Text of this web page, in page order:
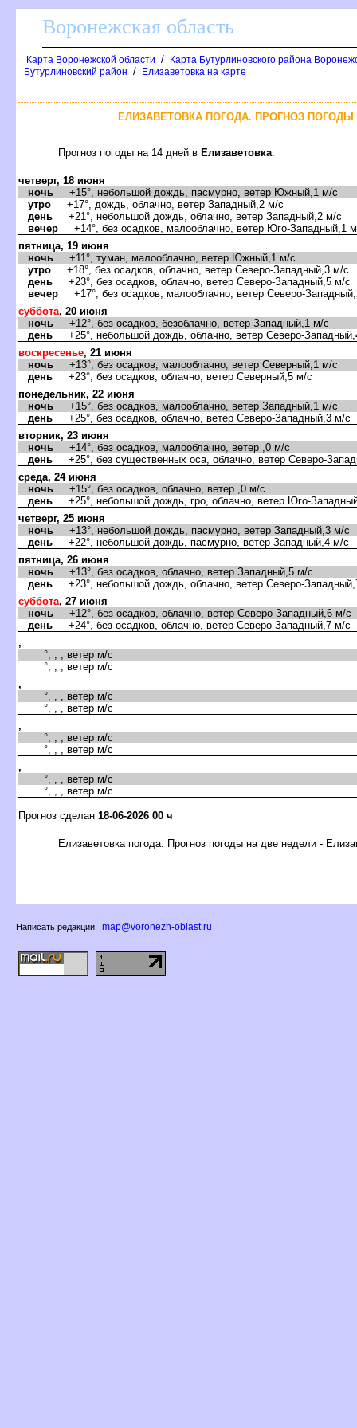
оронежская область
Карта Воронежской области /
Карта Бутурлиновского района
Бутурлиновский район / Елизаветовка на карте
ЕЛИЗАВЕТОВКА ПОГОДА. ПРОГНОЗ
Прогноз погоды на 14 дней Елизаветовка:
четверг, 18 июня
ночь +15°, небольшой дождь, пасмурно, ветер Южный,1 м/с
утро +17°, дождь, облачно, ветер Западный,2 м/с
день +21°, небольшой дождь, облачно, ветер Западный,2 м/с
ечер +14°, без осадков, малооблачно, ветер Юго-Западный,1
пятница, 19 июня
ночь +11°, туман, малооблачно, ветер Южный,1 м/с
утро +18°, без осадков, облачно, ветер Северо-Западный,3 м/с
день +23°, без осадков, облачно, ветер Северо-Западный,5 м/с
ечер +17°, без осадков, малооблачно, ветер Северо-
суббота, 20 июня
ночь +12°, без осадков, безоблачно, ветер Западный,1 м/с
день +25°, небольшой дождь, облачно, ветер Северо-
оскресенье, 21 июня
ночь +13°, без осадков, малооблачно, ветер Северный,1 м/с
день +23°, без осадков, облачно, ветер Северный,5 м/с
понедельник, 22 июня
ночь +15°, без осадков, малооблачно, ветер Западный,1 м/с
день +25°, без осадков, облачно, ветер Северо-Западный,3 м/с
торник, 23 июня
ночь +14°, без осадков, малооблачно, ветер ,0 м/с
день +25°, без существенных оса, облачно, ветер Северо-
среда, 24 июня
ночь +15°, без осадков, облачно, ветер ,0 м/с
день +25°, небольшой дождь, гро, облачно, ветер Юго-
четверг, 25 июня
ночь +13°, небольшой дождь, пасмурно, ветер Западный,3 м/с
день +22°, небольшой дождь, пасмурно, ветер Западный,4 м/с
пятница, 26 июня
ночь +13°, без осадков, облачно, ветер Западный,5 м/с
день +23°, небольшой дождь, облачно, ветер Северо-
суббота, 27 июня
ночь +12°, без осадков, облачно, ветер Северо-Западный,6 м/с
день +24°, без осадков, облачно, ветер Северо-Западный,7 м/с
,
°, , , ветер м/с
°, , , ветер м/с
,
°, , , ветер м/с
°, , , ветер м/с
,
°, , , ветер м/с
°, , , ветер м/с
,
°, , , ветер м/с
°, , , ветер м/с
Прогноз сделан 18-06-2026 00 ч
Елизаветовка погода. Прогноз погоды на две недели -
Написать редакции: map@voronezh-oblast.ru